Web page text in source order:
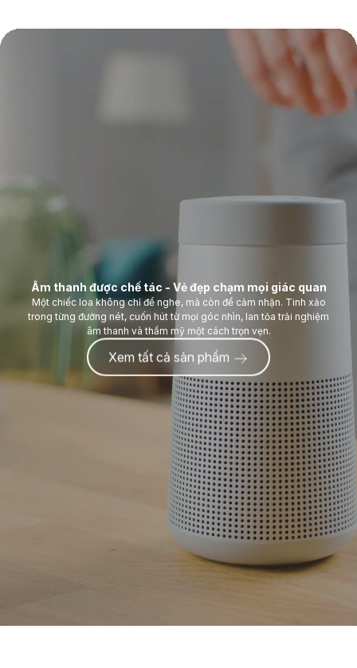
Âm thanh được chế tác - Vẻ đẹp chạm mọi giác quan
Một chiếc loa không chỉ để nghe, mà còn để cảm nhận. Tinh xảo
trong từng đường nét, cuốn hút từ mọi góc nhìn, lan tỏa trải nghiệm
âm thanh và thẩm mỹ một cách trọn vẹn.
Xem tất cả sản phẩm